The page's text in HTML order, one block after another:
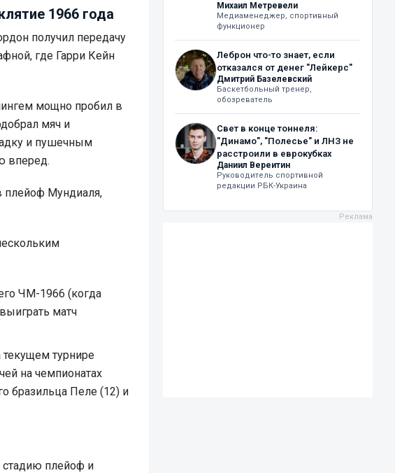
1966 года
получил передачу
где Гарри Кейн
мощно пробил в
мяч и
и пушечным
вперед.
плейоф Мундиаля,
ЧМ-1966 (когда
матч
текущем турнире
на чемпионатах
бразильца Пеле (12) и
стадию плейоф и
Михаил Метревели
Медиаменеджер, спортивный
функционер
Леброн что-то знает, если
отказался от денег "Лейкерс"
Дмитрий Базелевский
Баскетбольный тренер,
обозреватель
Свет в конце тоннеля:
"Динамо", "Полесье" и ЛНЗ не
расстроили в еврокубках
Даниил Вереитин
Руководитель спортивной
редакции РБК-Украина